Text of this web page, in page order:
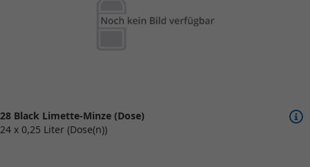
28 Black Limette-Minze (Dose)
24 x 0,25 Liter (Dose(n))